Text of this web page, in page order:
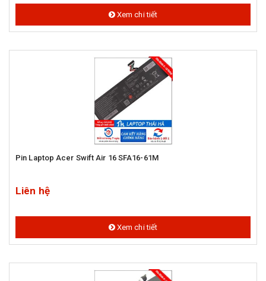
Xem chi tiết
Pin Laptop Acer Swift Air 16 SFA16-61M
Liên hệ
Xem chi tiết